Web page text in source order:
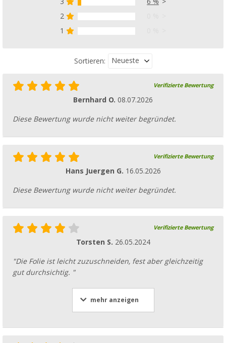
3
6 %
2
1
Sortieren: Neueste
Verifizierte Bewertung
Bernhard O. 08.07.2026
Diese Bewertung wurde nicht weiter begründet.
Verifizierte Bewertung
Hans Juergen G. 16.05.2026
Diese Bewertung wurde nicht weiter begründet.
Verifizierte Bewertung
Torsten S. 26.05.2024
"Die Folie ist leicht zuzuschneiden, fest aber gleichzeitig
gut durchsichtig. "
mehr anzeigen